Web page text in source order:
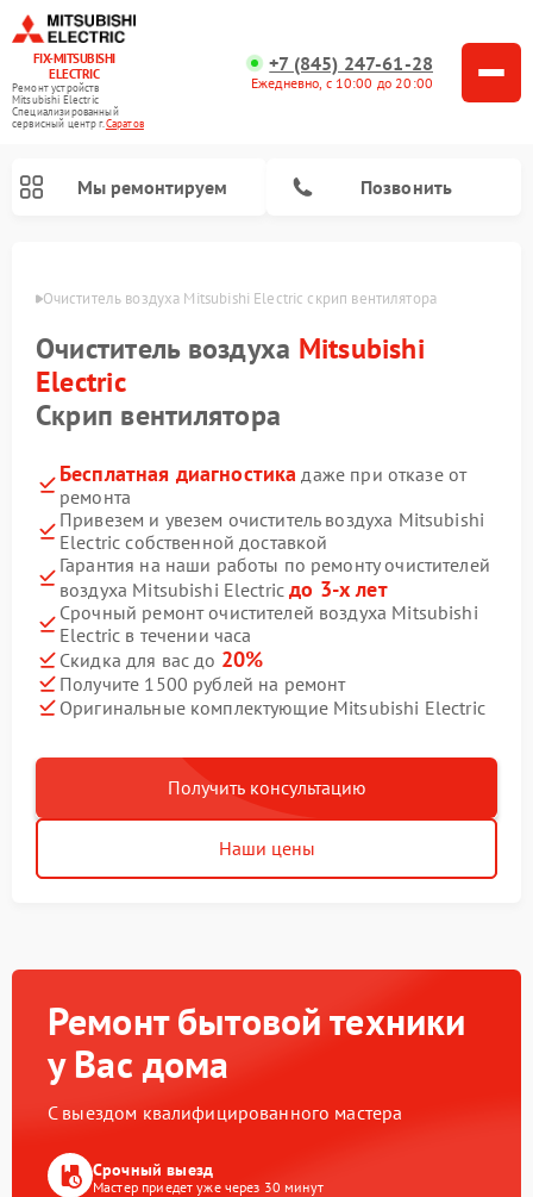
FIX-MITSUBISHI
ELECTRIC
Ремонт устройств
Mitsubishi Electric
Специализированный
cервисный центр г.Саратов
+7 (845) 247-61-28
Ежедневно, с 10:00 до 20:00
Мы ремонтируем Позвонить
Очиститель воздуха Mitsubishi Electric скрип вентилятора
Очиститель воздуха Mitsubishi
Electric
Скрип вентилятора
Бесплатная диагностика даже при отказе от
ремонта
Привезем и увезем очиститель воздуха Mitsubishi
Electric собственной доставкой
Гарантия на наши работы по ремонту очистителей
воздуха Mitsubishi Electricдо 3-х лет
Срочный ремонт очистителей воздуха Mitsubishi
Electric в течении часа
Скидка для вас до 20%
Получите 1500 рублей на ремонт
Оригинальные комплектующие Mitsubishi Electric
Получить консультацию
Наши цены
Ремонт бытовой техники
у Вас дома
С выездом квалифицированного мастера
Срочный выезд
Мастер приедет уже через 30 минут